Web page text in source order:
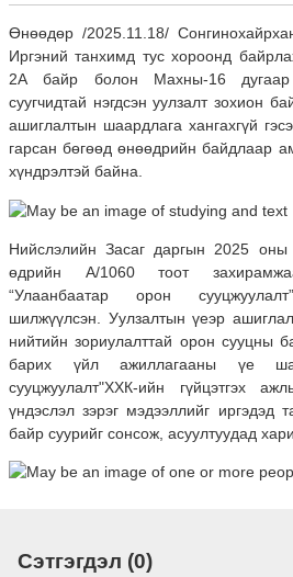
Өнөөдөр /2025.11.18/
Иргэний танхимд тус хороонд
2А байр болон Махны-16
суугчидтай нэгдсэн уулзалт зохион
ашиглалтын шаардлага хангахгүй
гарсан бөгөөд өнөөдрийн байдлаар
хүндрэлтэй байна.
Нийслэлийн Засаг даргын 2025
өдрийн А/1060 тоот
“Улаанбаатар орон
шилжүүлсэн. Уулзалтын үеэр
нийтийн зориулалттай орон сууцны
барих үйл ажиллагааны үе
сууцжуулалт"ХХК-ийн гүйцэтгэх
үндэслэл зэрэг мэдээллийг иргэдэд
байр суурийг сонсож, асуултуудад
Сэтгэгдэл (0)